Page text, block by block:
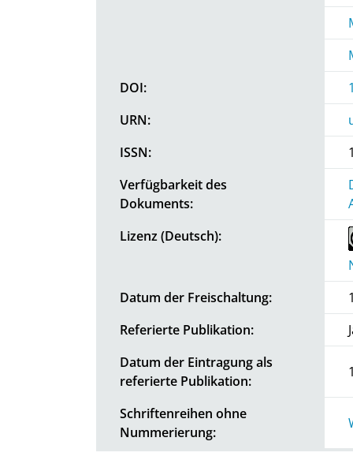
DOI:
URN:
ISSN:
Verfügbarkeit des
Dokuments:
Lizenz (Deutsch):
Datum der Freischaltung:
Referierte Publikation:
Datum der Eintragung als
referierte Publikation:
Schriftenreihen ohne
Nummerierung: